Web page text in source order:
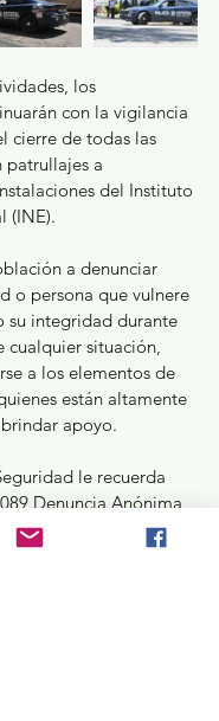
los
con la vigilancia
cierre de todas las
patrullajes a
del Instituto
(INE).
a denunciar
o persona que vulnere
su integridad durante
cualquier situación,
a los elementos de
están altamente
apoyo.
le recuerda
Denuncia Anónima
Emergencias trabajan
Puede contactarnos a